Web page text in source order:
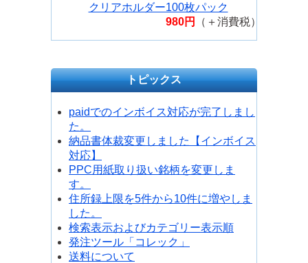
クリアホルダー100枚パック
980円
（＋消費税）
トピックス
paidでのインボイス対応が完了しまし
た。
納品書体裁変更しました【インボイス
対応】
PPC用紙取り扱い銘柄を変更しま
す。
住所録上限を5件から10件に増やしま
した。
検索表示およびカテゴリー表示順
発注ツール「コレック」
送料について